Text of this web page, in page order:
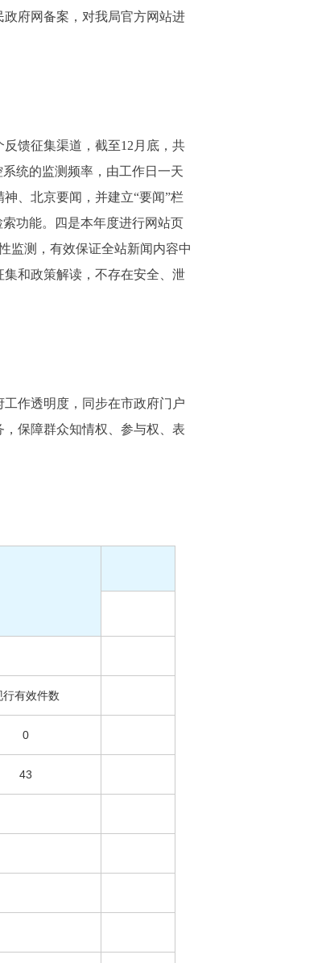
府网备案，对我局官方网站进
馈征集渠道，截至12月底，共
统的监测频率，由工作日一天
、北京要闻，并建立“要闻”栏
功能。四是本年度进行网站页
监测，有效保证全站新闻内容中
和政策解读，不存在安全、泄
作透明度，同步在市政府门户
保障群众知情权、参与权、表
行有效件数
0
43